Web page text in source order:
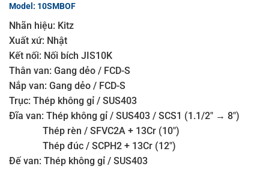
Model: 10SMBOF
Nhãn hiệu: Kitz
Xuất xứ: Nhật
Kết nối: Nối bích JIS10K
Thân van: Gang dẻo / FCD-S
Nắp van: Gang dẻo / FCD-S
Trục: Thép không gỉ / SUS403
Đĩa van: Thép không gỉ / SUS403 / SCS1 (1.1/2″ → 8″)
Thép rèn / SFVC2A + 13Cr (10″)
Thép đúc / SCPH2 + 13Cr (12″)
Đế van: Thép không gỉ / SUS403